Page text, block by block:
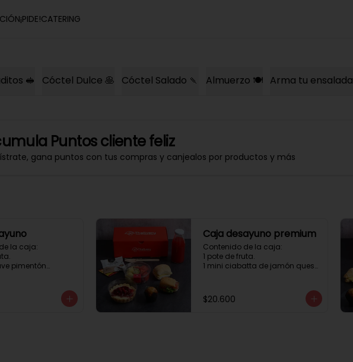
¡PIDE!CATERING
🥪 Cóctel Dulce 🥞 Cóctel Salado 🍡 Almuerzo 🍽️ Arma tu ensalada
Puntos cliente feliz
gana puntos con tus compras y canjealos por productos y más
la caja:
pimentón
y café
Caja desayuno premium
Contenido de la caja:
1 pote de fruta.
1 mini ciabatta de jamón queso
1 mini muffin
1 cheesecake
$20.600